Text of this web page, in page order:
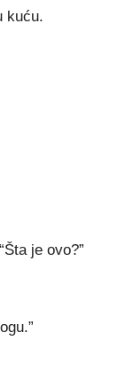
kuću.
je ovo?”